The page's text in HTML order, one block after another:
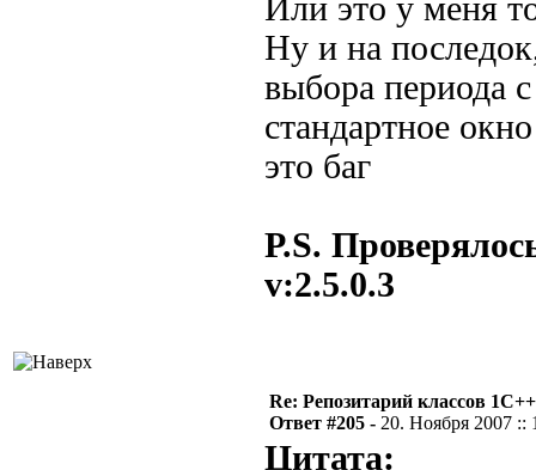
Или это у меня
Ну и на
выбора периода
стандартное
это баг
P.S.
v:2.5.0.3
Re: Репозитарий классов
Ответ #205 - 20. Ноября 2007 ::
Цитата: